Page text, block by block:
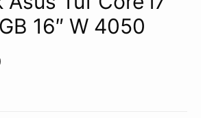
16″ W 4050